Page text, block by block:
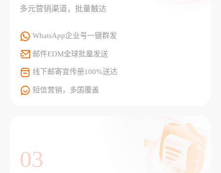
多元营销渠道，批量触达
WhatsApp企业号一键群发
邮件EDM全球批量发送
线下邮寄宣传册100%送达
短信营销，多国覆盖
03